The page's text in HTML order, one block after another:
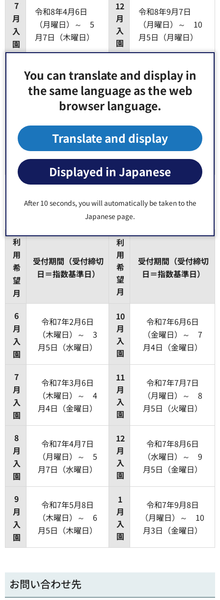
You can translate and display in
the same language as the web
browser language.
Translate and display
Displayed in Japanese
After 10 seconds, you will automatically be taken to the
Japanese page.
7
月
入
園
令和8年4月6日
（月曜日）～ 5
月7日（木曜日）
12
月
入
園
令和8年9月7日
（月曜日）～ 10
月5日（月曜日）
令和8年5月8日
（金曜日）～ 6
月5日（金曜日）
月
入
園
令和8年10月6日
（火曜日）～ 11
月5日（木曜日）
月
園
令和8年6月8日
（月曜日）～ 7
月3日（金曜日）
《令和7年6月～令和8年1月の受付期間》
利
用
希
望
月
受付期間（受付締切
日＝指数基準日）
利
用
希
望
月
受付期間（受付締切
日＝指数基準日）
6
月
入
園
令和7年2月6日
（木曜日）～ 3
月5日（水曜日）
10
月
入
園
令和7年6月6日
（金曜日）～ 7
月4日（金曜日）
7
月
入
園
令和7年3月6日
（木曜日）～ 4
月4日（金曜日）
11
月
入
園
令和7年7月7日
（月曜日）～ 8
月5日（火曜日）
8
月
入
園
令和7年4月7日
（月曜日）～ 5
月7日（水曜日）
12
月
入
園
令和7年8月6日
（水曜日）～ 9
月5日（金曜日）
9
月
入
園
令和7年5月8日
（木曜日）～ 6
月5日（木曜日）
1
月
入
園
令和7年9月8日
（月曜日）～ 10
月3日（金曜日）
お問い合わせ先